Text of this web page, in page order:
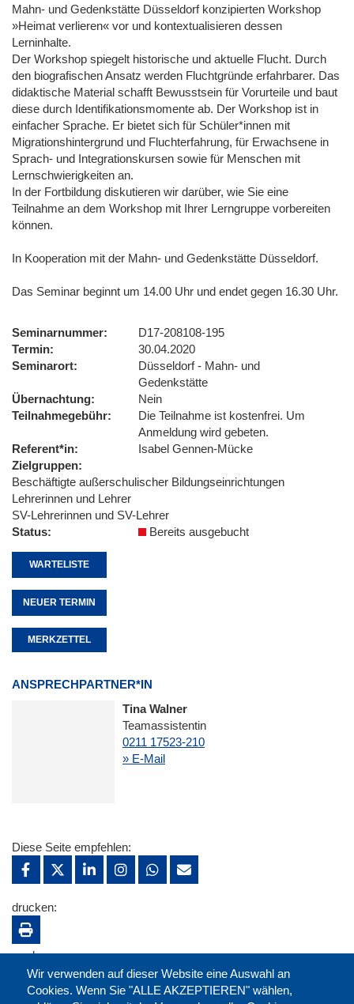
Mahn- und Gedenkstätte Düsseldorf konzipierten Workshop
»Heimat verlieren« vor und kontextualisieren dessen
Lerninhalte.
Der Workshop spiegelt historische und aktuelle Flucht. Durch
den biografischen Ansatz werden Fluchtgründe erfahrbarer. Das
didaktische Material schafft Bewusstsein für Vorurteile und baut
diese durch Identifikationsmomente ab. Der Workshop ist in
einfacher Sprache. Er bietet sich für Schüler*innen mit
Migrationshintergrund und Fluchterfahrung, für Erwachsene in
Sprach- und Integrationskursen sowie für Menschen mit
Lernschwierigkeiten an.
In der Fortbildung diskutieren wir darüber, wie Sie eine
Teilnahme an dem Workshop mit Ihrer Lerngruppe vorbereiten
können.
In Kooperation mit der Mahn- und Gedenkstätte Düsseldorf.
Das Seminar beginnt um 14.00 Uhr und endet gegen 16.30 Uhr.
Seminarnummer
D17-208108-195
Termin
30.04.2020
Seminarort
Düsseldorf - Mahn- und
Gedenkstätte
Übernachtung
Nein
Teilnahmegebühr
Die Teilnahme ist kostenfrei. Um
Anmeldung wird gebeten.
Referent*in
Isabel Gennen-Mücke
Zielgruppen
Beschäftigte außerschulischer Bildungseinrichtungen
Lehrerinnen und Lehrer
SV-Lehrerinnen und SV-Lehrer
Status
Bereits ausgebucht
WARTELISTE
NEUER TERMIN
MERKZETTEL
ANSPRECHPARTNER*IN
Tina Walner
Teamassistentin
0211 17523-210
» E-Mail
Wir verwenden auf dieser Website eine Auswahl an
Cookies. Wenn Sie "ALLE AKZEPTIEREN" wählen,
Diese Seite empfehlen:
drucken:
merken: